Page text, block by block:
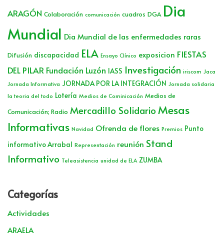
ARAGÓN Colaboración comunicación cuadros DGA Dia
Mundial Dia Mundial de las enfermedades raras
Difusión discapacidad ELA Ensayo Clínico exposicion FIESTAS
DEL PILAR Fundación Luzón IASS Investigación iriscom Jaca
Jornada Informativa JORNADA POR LA INTEGRACIÓN Jornada solidaria
la teoria del todo Lotería Medios de Cominicación Medios de
Comunicación; Radio Mercadillo SolidarioMesas
Informativas Navidad Ofrenda de flores Premios Punto
informativo Arrabal Representación reunión Stand
Informativo Teleasistencia unidad de ELA ZUMBA
Categorías
Actividades
ARAELA